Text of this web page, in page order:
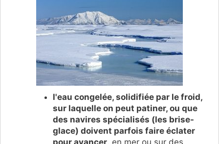
l'eau congelée, solidifiée par le froid,
sur laquelle on peut patiner, ou que
des navires spécialisés (les brise-
glace) doivent parfois faire éclater
pour avancer, en mer ou sur des